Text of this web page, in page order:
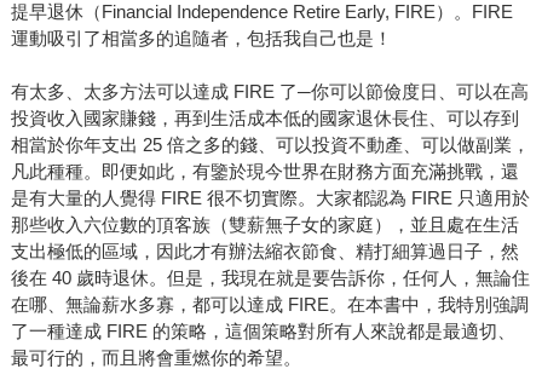
提早退休（Financial Independence Retire Early, FIRE）。FIRE
運動吸引了相當多的追隨者，包括我自己也是！
有太多、太多方法可以達成 FIRE 了─你可以節儉度日、可以在高
投資收入國家賺錢，再到生活成本低的國家退休長住、可以存到
相當於你年支出 25 倍之多的錢、可以投資不動產、可以做副業，
凡此種種。即便如此，有鑒於現今世界在財務方面充滿挑戰，還
是有大量的人覺得 FIRE 很不切實際。大家都認為 FIRE 只適用於
那些收入六位數的頂客族（雙薪無子女的家庭），並且處在生活
支出極低的區域，因此才有辦法縮衣節食、精打細算過日子，然
後在 40 歲時退休。但是，我現在就是要告訴你，任何人，無論住
在哪、無論薪水多寡，都可以達成 FIRE。在本書中，我特別強調
了一種達成 FIRE 的策略，這個策略對所有人來說都是最適切、
最可行的，而且將會重燃你的希望。